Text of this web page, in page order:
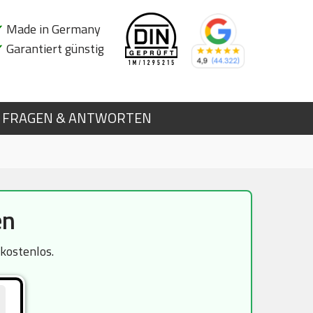
Made in Germany
Garantiert günstig
FRAGEN & ANTWORTEN